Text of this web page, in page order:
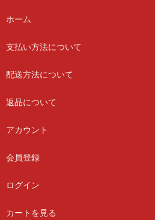
ホーム
支払い方法について
配送方法について
返品について
アカウント
会員登録
ログイン
カートを見る